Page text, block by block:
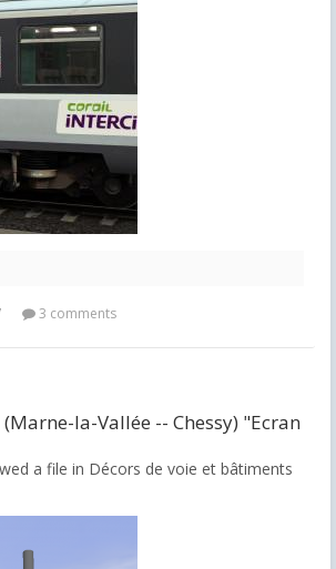
3 comments
la-Vallée -- Chessy) "Ecran
a file in Décors de voie et bâtiments